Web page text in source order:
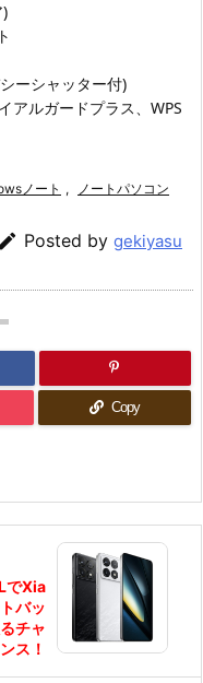
ーシャッター付)
アルガードプラス、WPS
ノート , ノートパソコン
Posted by gekiyasu
Copy
でXia
バッ
チャ
ンス！